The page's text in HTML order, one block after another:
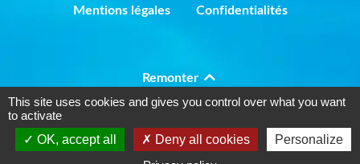
Mentions légales Confidentialités
Remonter
ConceptionOpenGateway
This site uses cookies and gives you control over what you want
to activate
OK, accept all
Deny all cookies
Personalize